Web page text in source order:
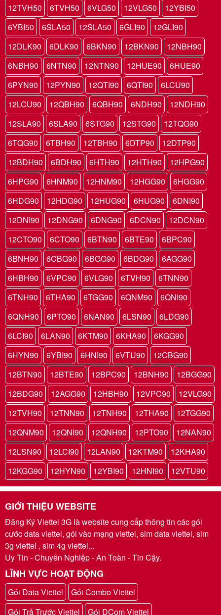
12TVH50
6TVH50 6VLG50 12VLG50
12YBI50
6YBI50
6SLA50 12SLA50 6GLI90
12GLI90
12DLK90
6DLK90 6BKN90 12BKN90
12NBH90
6NBH90
6NTN90 12NTN90 12HUE90
6HUE90
6PYN90
12PYN90 12QTI90 6QTI90
6LCU90
12LCU90
12QBH90 6QBH90 6NDH90
12NDH90
12SLA90
6SLA90 6STG90 12STG90
12TQG90
6TQG90
6TBH90 12TBH90 6DTP90
12DTP90
12BDH90
6BDH90 6HTH90 12HTH90
12HPG90
6HPG90
6HNM90 12HNM90 12HGG90
6HGG90
6HDG90
12HDG90 12HUG90 6HUG90
6DNI90
12DNI90
12DNG90 6DNG90 6DCN90
12DCN90
12CTO90
6CTO90 6BTN90 6BTE90
6BPC90
6BNH90
6CBG90 6BGG90 6BDG90
6AGG90
6HBH90
6VPC90 6VLG90 6TVH90
6TNN90
6TNH90
6THA90 6TGG90 6QNM90
6QNI90
6QNH90
6PTO90 6NAN90 6LSN90
6LDG90
6LCI90
6LAN90 6KTM90 6KHA90
6KGG90
6HYN90
6YBI90 6HNI90 6VTU90
12CBG90
12BTN90
12BTE90 12BPC90 12BNH90
12BGG90
12BDG90
12AGG90 12HBH90 12VPC90
12VLG90
12TVH90
12TNN90 12TNH90 12THA90
12TGG90
12QNM90
12QNI90 12QNH90 12PTO90
12NAN90
12LSN90
12LCI90 12LAN90 12KTM90
12KHA90
12KGG90
12HYN90 12YBI90 12HNI90 12VTU90
GIỚI THIỆU WEBSITE
Đăng Ký Viettel 3G là website cung cấp thông tin các gói
cước data viettel, gói vào mạng viettel, sim data viettel, sim
3g viettel , sim 4g viettel...
Uy Tin - Chuyên Nghiệp - An Toàn - Tin Cậy.
LĨNH VỰC HOẠT ĐỘNG
Gói Data Viettel
Gói Combo Viettel
Gói Trả Trước Viettel
Gói DCom Viettel